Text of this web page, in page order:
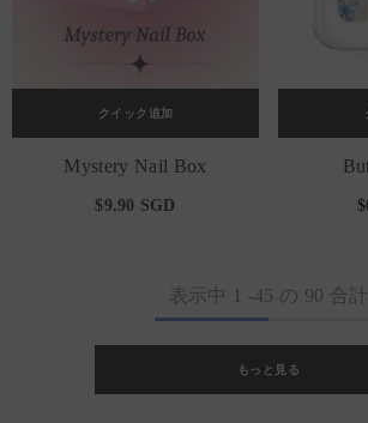
クイック追加
Mystery Nail Box
$9.90 SGD
表示中 1 -45 の 90 合計
もっと見る